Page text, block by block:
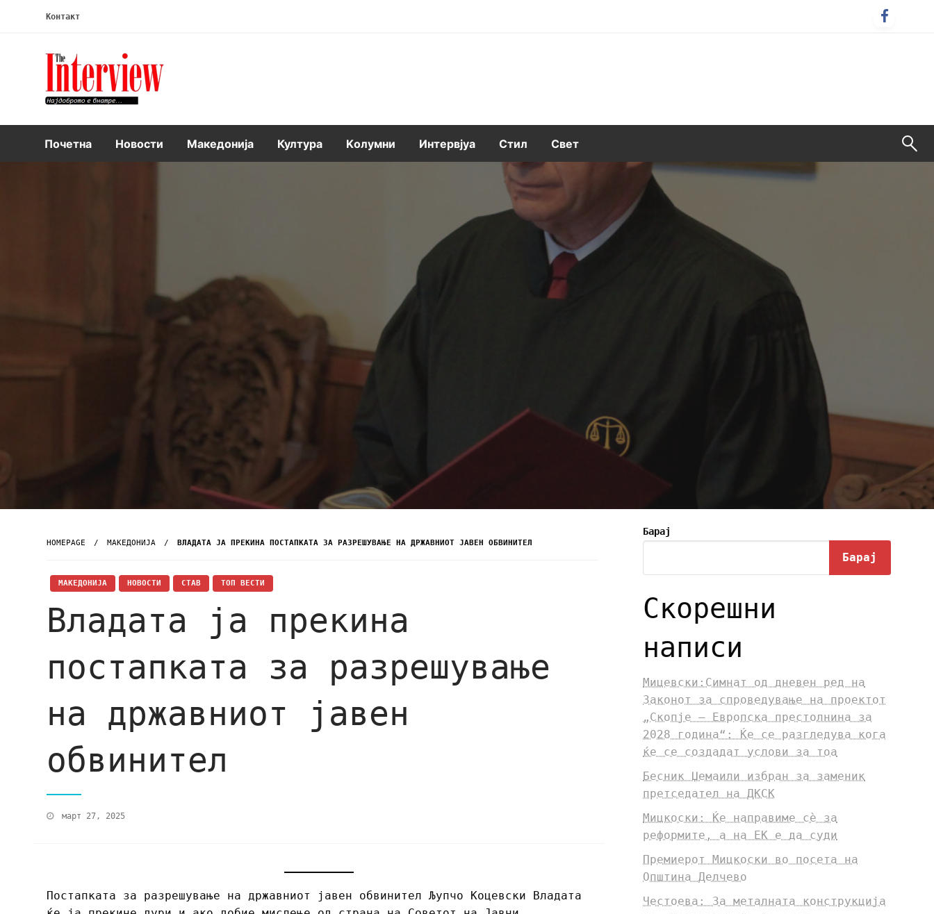
Контакт
Интервју
Почетна Новости Македонија Култура Kолумни Интервјуа Стил Свет
HOMEPAGE МАКЕДОНИЈА ВЛАДАТА ЈА ПРЕКИНА ПОСТАПКАТА ЗА РАЗРЕШУВАЊЕ НА ДРЖАВНИОТ ЈАВЕН ОБВИНИТЕЛ
МАКЕДОНИЈА НОВОСТИ СТАВ ТОП ВЕСТИ
Владата ја прекина
постапката за разрешување
на државниот јавен
обвинител
март 27, 2025
Постапката за разрешување на државниот јавен обвинител Љупчо Коцевски Владата
Барај
Барај
Скорешни
написи
Мицевски:Симнат од дневен ред на
Законот за спроведување на проектот
„Скопје – Европска престолнина за
2028 година“: Ќе се разгледува кога
ќе се создадат услови за тоа
Бесник Џемаили избран за заменик
претседател на ДКСК
Мицкоски: Ќе направиме сè за
реформите, а на ЕК е да суди
Премиерот Мицкоски во посета на
Општина Делчево
Честоева: За металната конструкција